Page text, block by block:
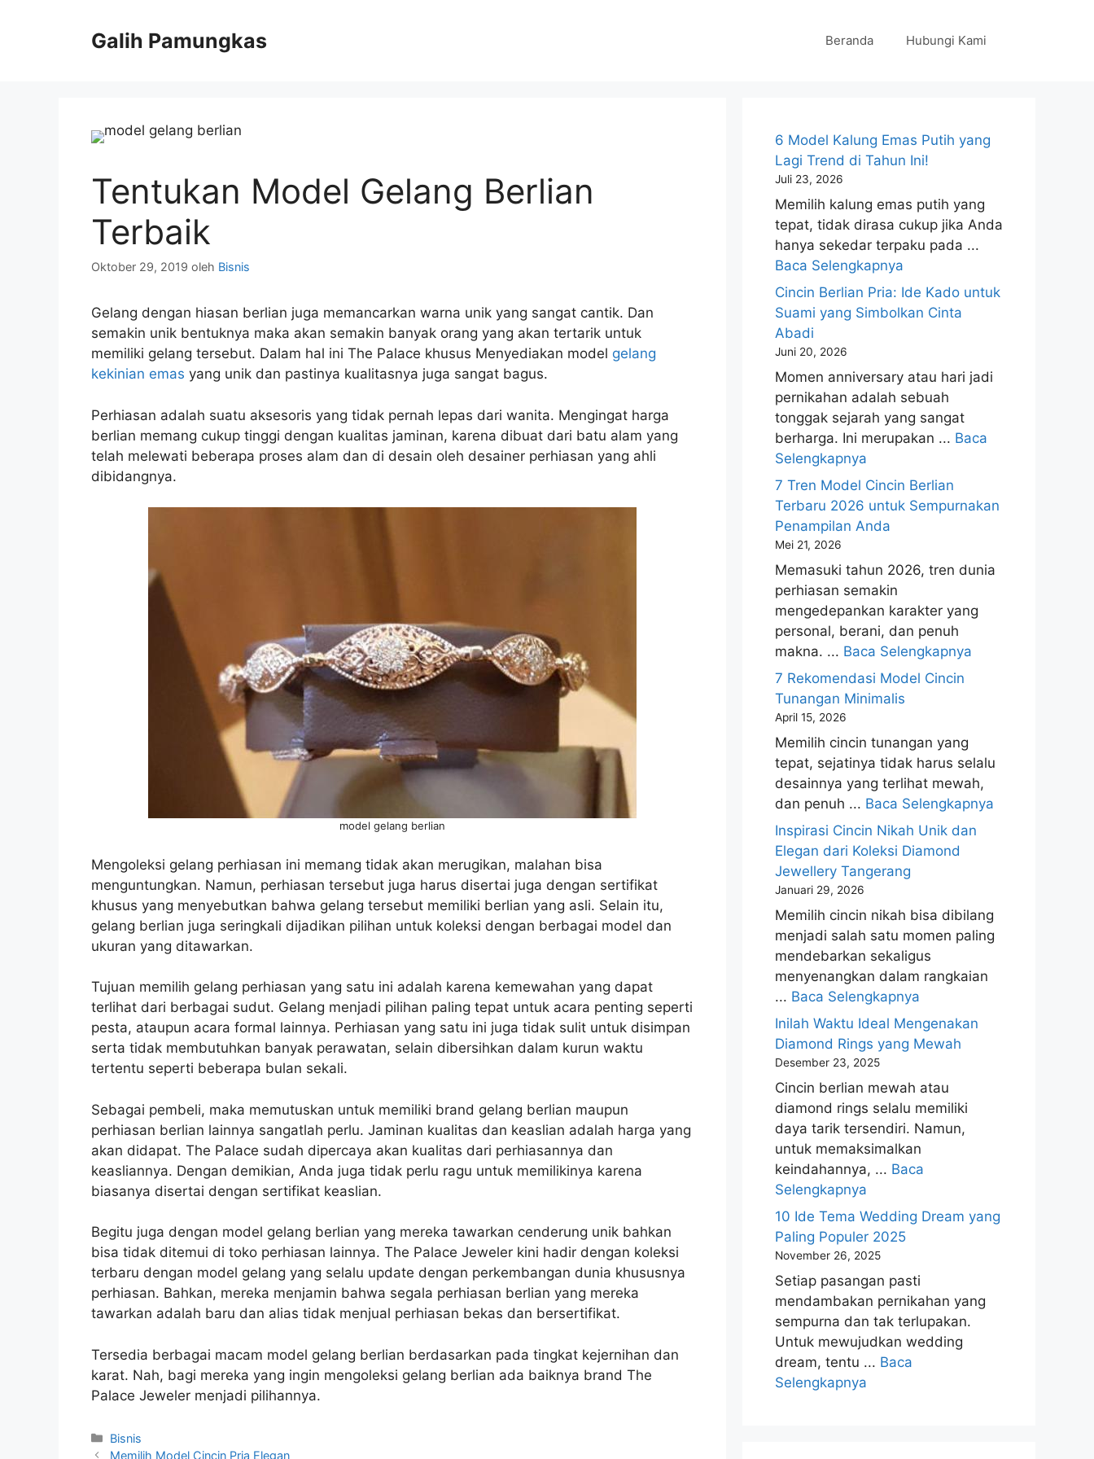
Galih Pamungkas Beranda Hubungi Kami
Tentukan Model Gelang Berlian
Terbaik
Oktober 29, 2019 oleh Bisnis
Gelang dengan hiasan berlian juga memancarkan warna unik yang sangat cantik. Dan
semakin unik bentuknya maka akan semakin banyak orang yang akan tertarik untuk
memiliki gelang tersebut. Dalam hal ini The Palace khusus Menyediakan model gelang
kekinian emas yang unik dan pastinya kualitasnya juga sangat bagus.
Perhiasan adalah suatu aksesoris yang tidak pernah lepas dari wanita. Mengingat harga
berlian memang cukup tinggi dengan kualitas jaminan, karena dibuat dari batu alam yang
telah melewati beberapa proses alam dan di desain oleh desainer perhiasan yang ahli
dibidangnya.
model gelang berlian
Mengoleksi gelang perhiasan ini memang tidak akan merugikan, malahan bisa
menguntungkan. Namun, perhiasan tersebut juga harus disertai juga dengan sertifikat
khusus yang menyebutkan bahwa gelang tersebut memiliki berlian yang asli. Selain itu,
gelang berlian juga seringkali dijadikan pilihan untuk koleksi dengan berbagai model dan
ukuran yang ditawarkan.
Tujuan memilih gelang perhiasan yang satu ini adalah karena kemewahan yang dapat
terlihat dari berbagai sudut. Gelang menjadi pilihan paling tepat untuk acara penting seperti
pesta, ataupun acara formal lainnya. Perhiasan yang satu ini juga tidak sulit untuk disimpan
serta tidak membutuhkan banyak perawatan, selain dibersihkan dalam kurun waktu
tertentu seperti beberapa bulan sekali.
Sebagai pembeli, maka memutuskan untuk memiliki brand gelang berlian maupun
perhiasan berlian lainnya sangatlah perlu. Jaminan kualitas dan keaslian adalah harga yang
akan didapat. The Palace sudah dipercaya akan kualitas dari perhiasannya dan
keasliannya. Dengan demikian, Anda juga tidak perlu ragu untuk memilikinya karena
biasanya disertai dengan sertifikat keaslian.
Begitu juga dengan model gelang berlian yang mereka tawarkan cenderung unik bahkan
bisa tidak ditemui di toko perhiasan lainnya. The Palace Jeweler kini hadir dengan koleksi
terbaru dengan model gelang yang selalu update dengan perkembangan dunia khususnya
perhiasan. Bahkan, mereka menjamin bahwa segala perhiasan berlian yang mereka
tawarkan adalah baru dan alias tidak menjual perhiasan bekas dan bersertifikat.
Tersedia berbagai macam model gelang berlian berdasarkan pada tingkat kejernihan dan
karat. Nah, bagi mereka yang ingin mengoleksi gelang berlian ada baiknya brand The
Palace Jeweler menjadi pilihannya.
Kategori
Bisnis
Memilih Model Cincin Pria Elegan
6 Model Kalung Emas Putih yang
Lagi Trend di Tahun Ini!
Juli 23, 2026
Memilih kalung emas putih yang
tepat, tidak dirasa cukup jika Anda
hanya sekedar terpaku pada ...
Baca Selengkapnya
Cincin Berlian Pria: Ide Kado untuk
Suami yang Simbolkan Cinta
Abadi
Juni 20, 2026
Momen anniversary atau hari jadi
pernikahan adalah sebuah
tonggak sejarah yang sangat
berharga. Ini merupakan ... Baca
Selengkapnya
7 Tren Model Cincin Berlian
Terbaru 2026 untuk Sempurnakan
Penampilan Anda
Mei 21, 2026
Memasuki tahun 2026, tren dunia
perhiasan semakin
mengedepankan karakter yang
personal, berani, dan penuh
makna. ... Baca Selengkapnya
7 Rekomendasi Model Cincin
Tunangan Minimalis
April 15, 2026
Memilih cincin tunangan yang
tepat, sejatinya tidak harus selalu
desainnya yang terlihat mewah,
dan penuh ... Baca Selengkapnya
Inspirasi Cincin Nikah Unik dan
Elegan dari Koleksi Diamond
Jewellery Tangerang
Januari 29, 2026
Memilih cincin nikah bisa dibilang
menjadi salah satu momen paling
mendebarkan sekaligus
menyenangkan dalam rangkaian
... Baca Selengkapnya
Inilah Waktu Ideal Mengenakan
Diamond Rings yang Mewah
Desember 23, 2025
Cincin berlian mewah atau
diamond rings selalu memiliki
daya tarik tersendiri. Namun,
untuk memaksimalkan
keindahannya, ... Baca
Selengkapnya
10 Ide Tema Wedding Dream yang
Paling Populer 2025
November 26, 2025
Setiap pasangan pasti
mendambakan pernikahan yang
sempurna dan tak terlupakan.
Untuk mewujudkan wedding
dream, tentu ... Baca
Selengkapnya